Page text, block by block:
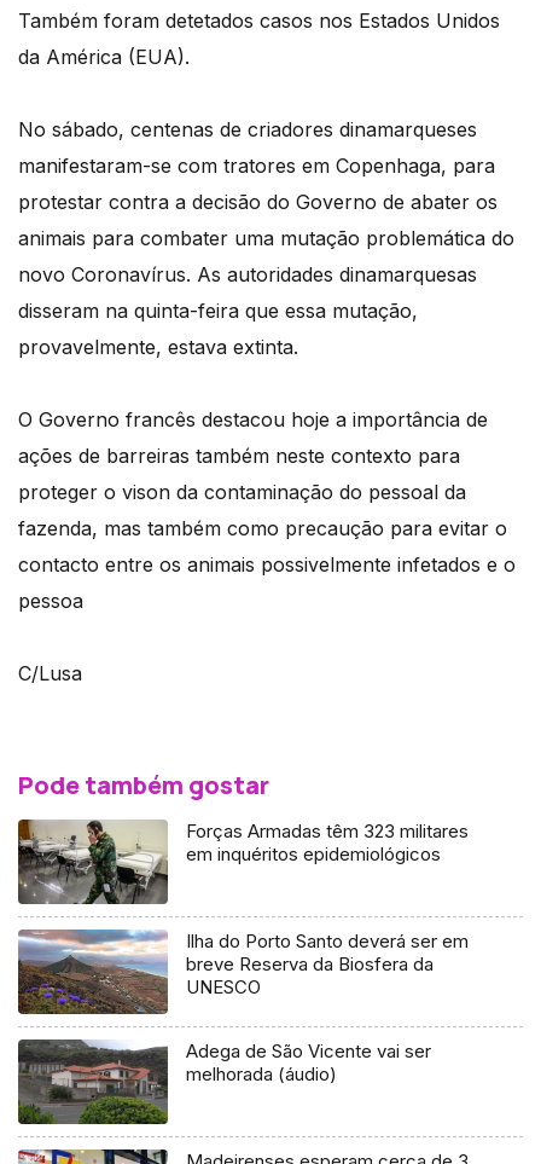
Também foram detetados casos nos Estados Unidos
da América (EUA).
No sábado, centenas de criadores dinamarqueses
manifestaram-se com tratores em Copenhaga, para
protestar contra a decisão do Governo de abater os
animais para combater uma mutação problemática do
novo Coronavírus. As autoridades dinamarquesas
disseram na quinta-feira que essa mutação,
provavelmente, estava extinta.
O Governo francês destacou hoje a importância de
ações de barreiras também neste contexto para
proteger o vison da contaminação do pessoal da
fazenda, mas também como precaução para evitar o
contacto entre os animais possivelmente infetados e o
pessoa
C/Lusa
Pode também gostar
Forças Armadas têm 323 militares
em inquéritos epidemiológicos
Ilha do Porto Santo deverá ser em
breve Reserva da Biosfera da
UNESCO
Adega de São Vicente vai ser
melhorada (áudio)